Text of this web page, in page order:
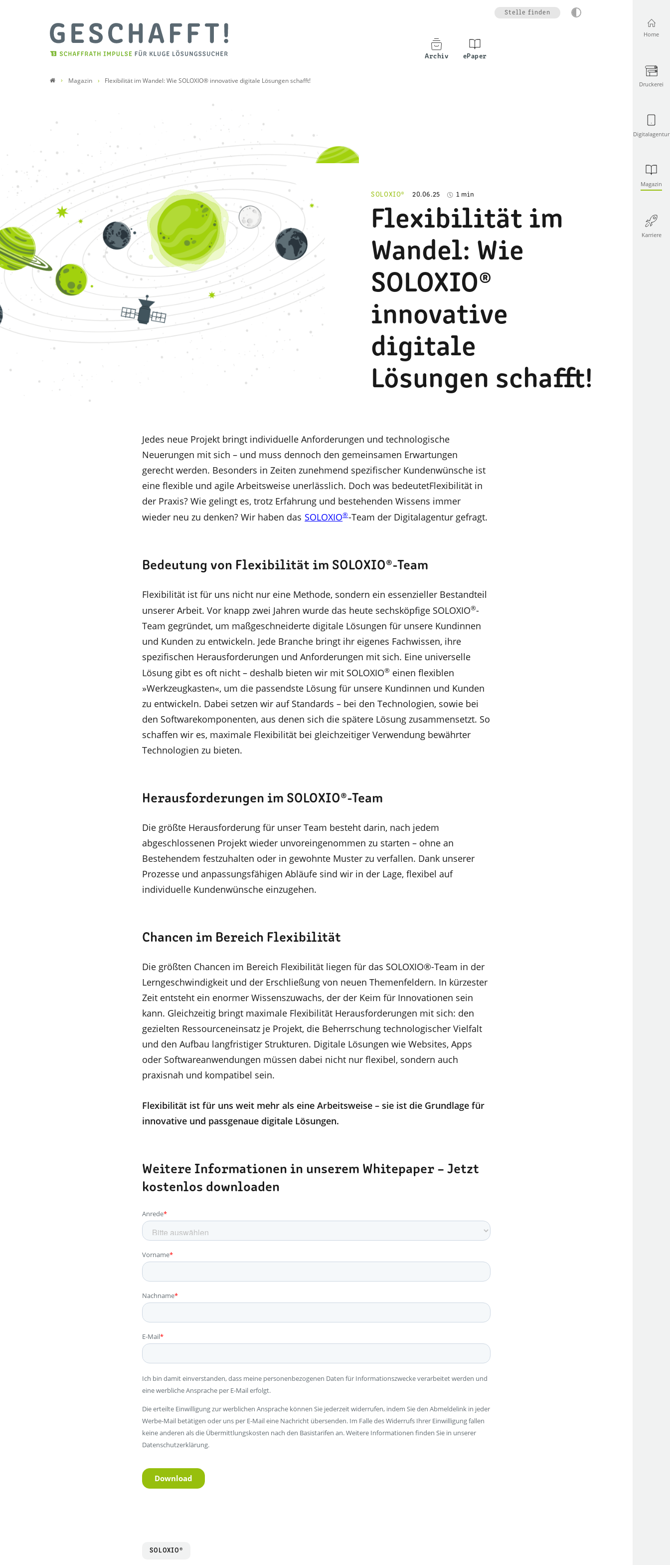
Home
Druckerei
Digitalagentur
Magazin
Karriere
Stelle finden
Archiv ePaper
Magazin Flexibilität im Wandel: Wie SOLOXIO® innovative digitale Lösungen schafft!
SOLOXIO® 20.06.25 1 min
Flexibilität im
Wandel: Wie
SOLOXIO®
innovative
digitale
Lösungen schafft!
Jedes neue Projekt bringt individuelle Anforderungen und technologische
Neuerungen mit sich – und muss dennoch den gemeinsamen Erwartungen
gerecht werden. Besonders in Zeiten zunehmend spezifischer Kundenwünsche ist
eine flexible und agile Arbeitsweise unerlässlich. Doch was bedeutetFlexibilität in
der Praxis? Wie gelingt es, trotz Erfahrung und bestehenden Wissens immer
wieder neu zu denken? Wir haben das SOLOXIO®-Team der Digitalagentur gefragt.
Bedeutung von Flexibilität im SOLOXIO®-Team
Flexibilität ist für uns nicht nur eine Methode, sondern ein essenzieller Bestandteil
unserer Arbeit. Vor knapp zwei Jahren wurde das heute sechsköpfige SOLOXIO®-
Team gegründet, um maßgeschneiderte digitale Lösungen für unsere Kundinnen
und Kunden zu entwickeln. Jede Branche bringt ihr eigenes Fachwissen, ihre
spezifischen Herausforderungen und Anforderungen mit sich. Eine universelle
Lösung gibt es oft nicht – deshalb bieten wir mit SOLOXIO® einen flexiblen
»Werkzeugkasten«, um die passendste Lösung für unsere Kundinnen und Kunden
zu entwickeln. Dabei setzen wir auf Standards – bei den Technologien, sowie bei
den Softwarekomponenten, aus denen sich die spätere Lösung zusammensetzt. So
schaffen wir es, maximale Flexibilität bei gleichzeitiger Verwendung bewährter
Technologien zu bieten.
Herausforderungen im SOLOXIO®-Team
Die größte Herausforderung für unser Team besteht darin, nach jedem
abgeschlossenen Projekt wieder unvoreingenommen zu starten – ohne an
Bestehendem festzuhalten oder in gewohnte Muster zu verfallen. Dank unserer
Prozesse und anpassungsfähigen Abläufe sind wir in der Lage, flexibel auf
individuelle Kundenwünsche einzugehen.
Chancen im Bereich Flexibilität
Die größten Chancen im Bereich Flexibilität liegen für das SOLOXIO®-Team in der
Lerngeschwindigkeit und der Erschließung von neuen Themenfeldern. In kürzester
Zeit entsteht ein enormer Wissenszuwachs, der der Keim für Innovationen sein
kann. Gleichzeitig bringt maximale Flexibilität Herausforderungen mit sich: den
gezielten Ressourceneinsatz je Projekt, die Beherrschung technologischer Vielfalt
und den Aufbau langfristiger Strukturen. Digitale Lösungen wie Websites, Apps
oder Softwareanwendungen müssen dabei nicht nur flexibel, sondern auch
praxisnah und kompatibel sein.
Flexibilität ist für uns weit mehr als eine Arbeitsweise – sie ist die Grundlage für
innovative und passgenaue digitale Lösungen.
Weitere Informationen in unserem Whitepaper – Jetzt
kostenlos downloaden
SOLOXIO®